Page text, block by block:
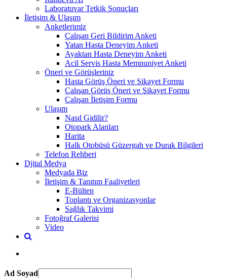
Laboratuvar Tetkik Sonuçları
İletişim & Ulaşım
Anketlerimiz
Çalışan Geri Bildirim Anketi
Yatan Hasta Deneyim Anketi
Ayaktan Hasta Deneyim Anketi
Acil Servis Hasta Memnuniyet Anketi
Öneri ve Görüşleriniz
Hasta Görüş Öneri ve Şikayet Formu
Çalışan Görüş Öneri ve Şikayet Formu
Çalışan İletişim Formu
Ulaşım
Nasıl Gidilir?
Otopark Alanları
Harita
Halk Otobüsü Güzergah ve Durak Bilgileri
Telefon Rehberi
Djital Medya
Medyada Biz
İletişim & Tanıtım Faaliyetleri
E-Bülten
Toplantı ve Organizasyonlar
Sağlık Takvimi
Fotoğraf Galerisi
Video
Ad Soyad